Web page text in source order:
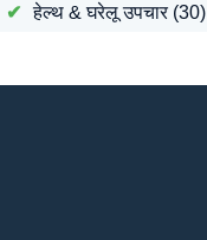
हेल्थ & घरेलू उपचार(30)